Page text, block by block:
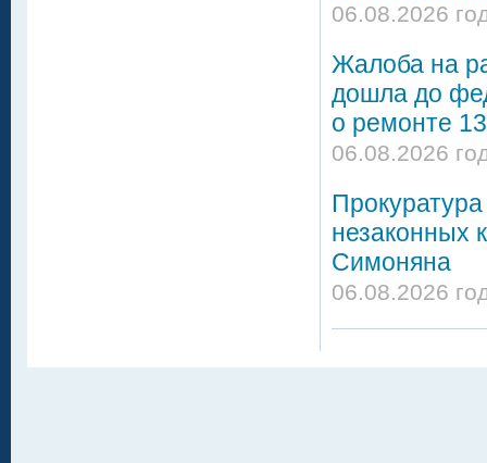
06.08.2026
Жалоба на
дошла до
о ремонте
06.08.2026
незаконных
Симоняна
06.08.2026